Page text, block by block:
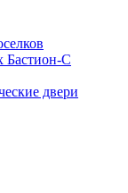
Бастион-С
двери